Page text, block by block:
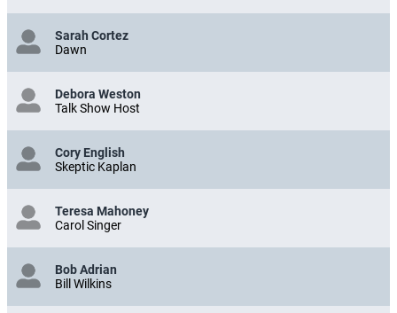
Sarah Cortez
Dawn
Debora Weston
Talk Show Host
Cory English
Skeptic Kaplan
Teresa Mahoney
Carol Singer
Bob Adrian
Bill Wilkins